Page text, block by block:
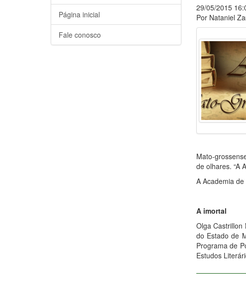
Página inicial
Fale conosco
29/05/2015
Por Nataniel
Mato-
de olhares. “A
A Academia
A imortal
Olga
do Estado de
Programa de
Estudos